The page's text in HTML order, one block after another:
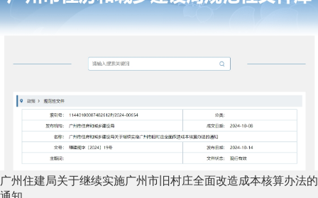
广州住建局关于继续实施广州市旧村庄全面改造成本核算办法的